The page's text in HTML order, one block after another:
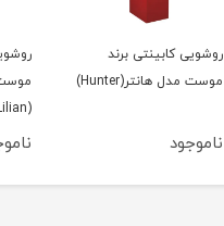
روشویی کابینتی برند
موست مدل هانتر(Hunter)
ناموجود
(Lilian)